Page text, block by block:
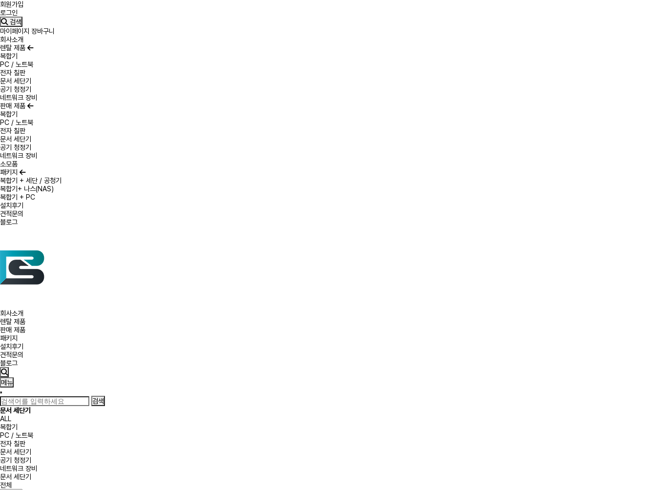
회원가입
로그인
검색
마이페이지 장바구니
회사소개
렌탈 제품
복합기
PC / 노트북
전자 칠판
문서 세단기
공기 청정기
네트워크 장비
판매 제품
복합기
PC / 노트북
전자 칠판
문서 세단기
공기 청정기
네트워크 장비
소모품
패키지
복합기 + 세단 / 공청기
복합기+ 나스(NAS)
복합기 + PC
설치후기
견적문의
블로그
회사소개
렌탈 제품
판매 제품
패키지
설치후기
견적문의
블로그
메뉴
검색
문서 세단기
ALL
복합기
PC / 노트북
전자 칠판
문서 세단기
공기 청정기
네트워크 장비
문서 세단기
전체